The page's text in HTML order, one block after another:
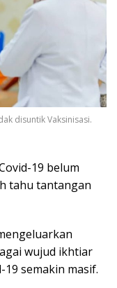
disuntik Vaksinisasi.
19 belum
tahu tantangan
wujud ikhtiar
semakin masif.